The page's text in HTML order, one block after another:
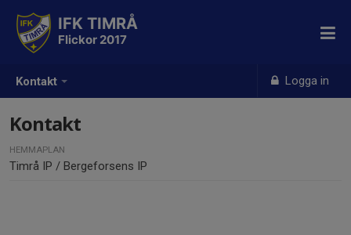
Kontakt Logga in
IFK TIMRÅ
Flickor 2017
Kontakt
HEMMAPLAN
Timrå IP / Bergeforsens IP